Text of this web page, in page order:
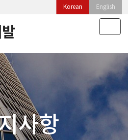
Korean English
사항